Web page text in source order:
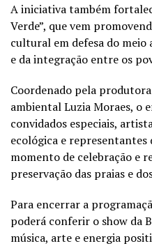
A iniciativa também
Verde”, que vem
cultural em defesa do
e da integração entre os
Coordenado pela
ambiental Luzia Moraes,
convidados especiais,
ecológica e representantes
momento de celebração e
preservação das praias e
Para encerrar a
poderá conferir o show da
música, arte e energia